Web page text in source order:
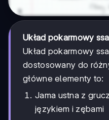
Układ pokarmowy
Układ pokarmowy
dostosowany do
główne elementy to:
Jama ustna z
językiem i zębami